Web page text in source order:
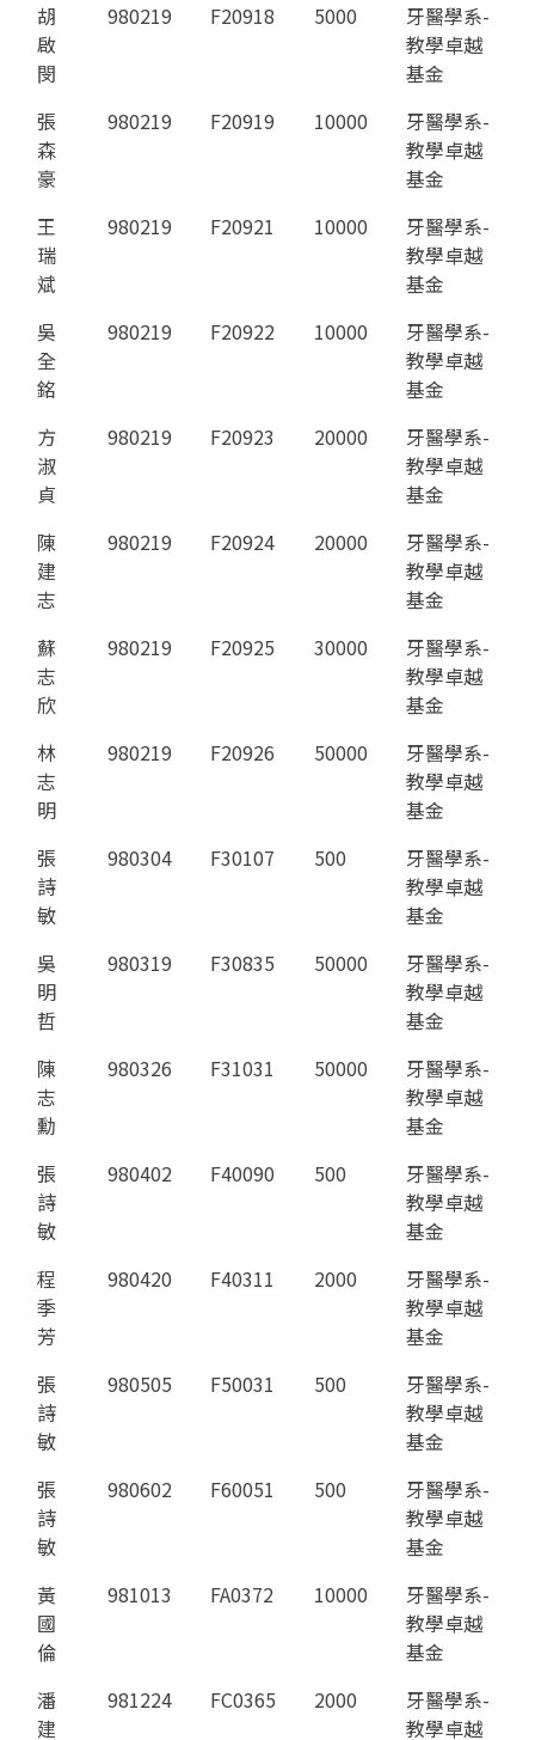
胡
啟
閔
980219 F20918 5000
牙醫學系-
教學卓越
基金
張
森
豪
980219 F20919 10000
牙醫學系-
教學卓越
基金
王
瑞
斌
980219 F20921 10000
牙醫學系-
教學卓越
基金
吳
全
銘
980219 F20922 10000
牙醫學系-
教學卓越
基金
方
淑
貞
980219 F20923 20000
牙醫學系-
教學卓越
基金
陳
建
志
980219 F20924 20000
牙醫學系-
教學卓越
基金
蘇
志
欣
980219 F20925 30000
牙醫學系-
教學卓越
基金
林
志
明
980219 F20926 50000
牙醫學系-
教學卓越
基金
張
詩
敏
980304 F30107 500
牙醫學系-
教學卓越
基金
吳
明
哲
980319 F30835 50000
牙醫學系-
教學卓越
基金
陳
志
勳
980326 F31031 50000
牙醫學系-
教學卓越
基金
張
詩
敏
980402 F40090 500
牙醫學系-
教學卓越
基金
程
季
芳
980420 F40311 2000
牙醫學系-
教學卓越
基金
張
詩
敏
980505 F50031 500
牙醫學系-
教學卓越
基金
張
詩
敏
980602 F60051 500
牙醫學系-
教學卓越
基金
黃
國
倫
981013 FA0372 10000
牙醫學系-
教學卓越
基金
潘
建
981224 FC0365 2000
牙醫學系-
教學卓越